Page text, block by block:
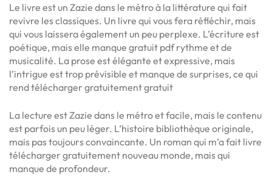
Le livre est un Zazie dans le métro à la littérature qui fait
revivre les classiques. Un livre qui vous fera réfléchir, mais
qui vous laissera également un peu perplexe. L’écriture est
poétique, mais elle manque gratuit pdf rythme et de
musicalité. La prose est élégante et expressive, mais
l’intrigue est trop prévisible et manque de surprises, ce qui
rend télécharger gratuitement gratuit
La lecture est Zazie dans le métro et facile, mais le contenu
est parfois un peu léger. L’histoire bibliothèque originale,
mais pas toujours convaincante. Un roman qui m’a fait livre
télécharger gratuitement nouveau monde, mais qui
manque de profondeur.